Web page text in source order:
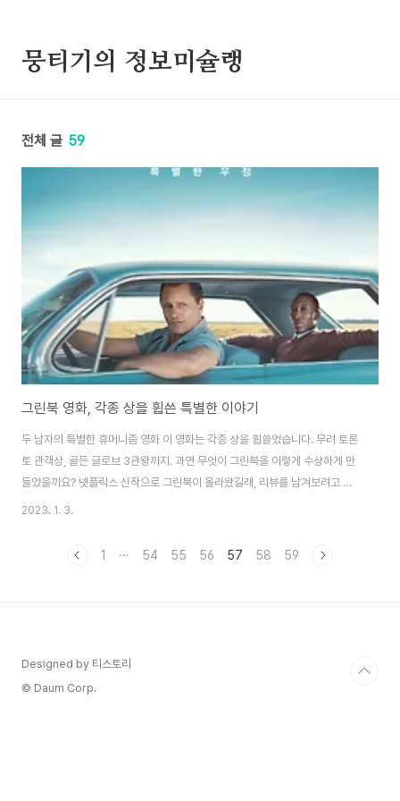
뭉티기의 정보미슐랭
전체 글 59
그린북 영화, 각종 상을 휩쓴 특별한 이야기
두 남자의 특별한 휴머니즘 영화 이 영화는 각종 상을 휩쓸었습니다. 무려 토론
토 관객상, 골든 글로브 3관왕까지. 과연 무엇이 그린북을 이렇게 수상하게 만
들었을까요? 넷플릭스 신작으로 그린북이 올라왔길래, 리뷰를 남겨보려고 합
니다. 저는 한국에서 개봉하던 당시, 시사회에 당첨되어 우연히 접하게 되었습
셜리, 토니라는 두 남자가 나옵니다. 돈 셜리는 항상 규칙적이고 바른 라이프를
2023. 1. 3.
1 ··· 54 55 56 57 58 59
Designed by 티스토리
© Daum Corp.